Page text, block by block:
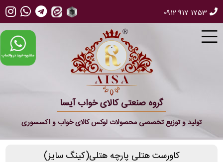
0912 917 1753
گروه صنعتی کالای خواب آیسا
تولید و توزیع تخصصی محصولات لوکس کالای خواب و اکسسوری
کاورست هتلی پارچه هتلی(کینگ سایز)